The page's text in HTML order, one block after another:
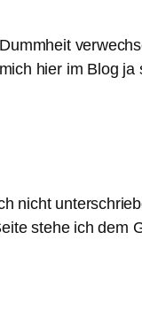
hier im Blog
nicht
stehe ich dem